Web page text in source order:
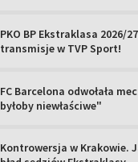
PKO BP Ekstraklasa 2026/
transmisje w TVP Sport!
FC Barcelona odwołała
byłoby niewłaściwe"
Kontrowersja w Krakowie.